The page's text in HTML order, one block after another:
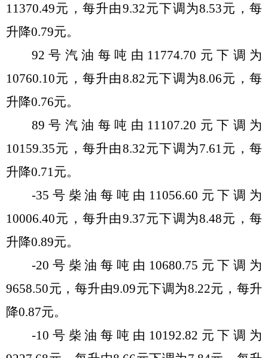
11370.49元，每升由9.32元下调 为8.53元，每
升降0.79元。
92 号汽油每吨由 11774.70 元下调 为
10760.10元 ，每升由8.82元下调 为8.06元，每
升降0.76元。
89 号汽油每吨由 11107.20 元下调 为
10159.35元，每升由8.32元下调 为7.61元，每
升降0.71元。
-35 号柴油每吨由 11056.60 元下调 为
10006.40元，每升由9.37元下调 为8.48元，每
升降0.89元。
-20 号柴油每吨由 10680.75 元下调 为
9658.50元，每升由9.09元下调为8.22元，每升
降0.87元。
-10 号柴油每吨由 10192.82 元下调 为